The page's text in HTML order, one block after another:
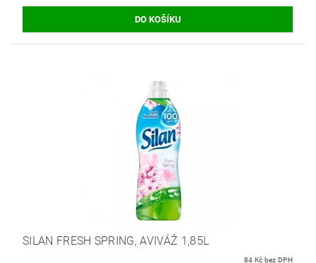
SILAN FRESH SPRING, AVIVÁŽ 1,85L
84 Kč bez DPH